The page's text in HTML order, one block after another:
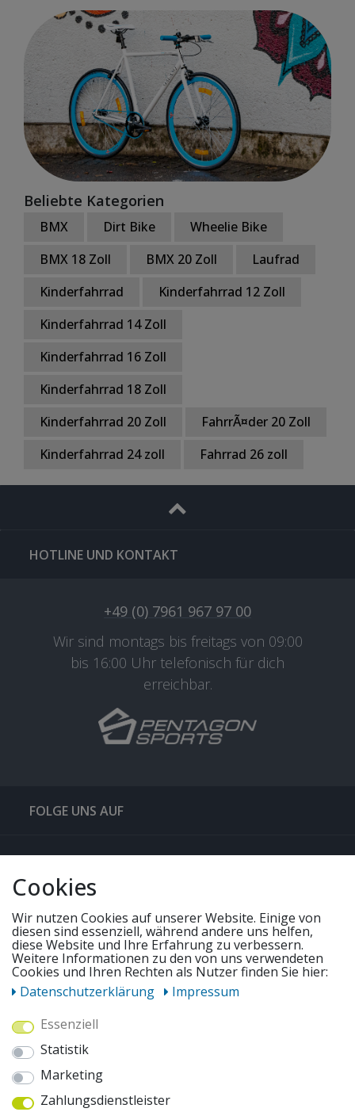
Beliebte Kategorien
BMX Dirt Bike
Wheelie Bike
BMX 18 Zoll
BMX 20 Zoll
Laufrad
Kinderfahrrad
Kinderfahrrad 12 Zoll
Kinderfahrrad 14 Zoll
Kinderfahrrad 16 Zoll
Kinderfahrrad 18 Zoll
Kinderfahrrad 20 Zoll
FahrrÃ¤der 20 Zoll
Kinderfahrrad 24 zoll
Fahrrad 26 zoll
HOTLINE UND KONTAKT
+49 (0) 7961 967 97 00
Wir sind montags bis freitags von 09:00
bis 16:00 Uhr telefonisch für dich
erreichbar.
FOLGE UNS AUF
QUICKLINKS & TIPPS
UNSERE ANGEBOTE
WIR VERSENDEN MIT
AUSZEICHNUNGEN & SICHERHEIT
Cookies
Wir nutzen Cookies auf unserer Website. Einige von
diesen sind essenziell, während andere uns helfen,
diese Website und Ihre Erfahrung zu verbessern.
Weitere Informationen zu den von uns verwendeten
Cookies und Ihren Rechten als Nutzer finden Sie hier:
Daten­schutz­erklärung
Impressum
Essenziell
Statistik
Marketing
Zahlungsdienstleister